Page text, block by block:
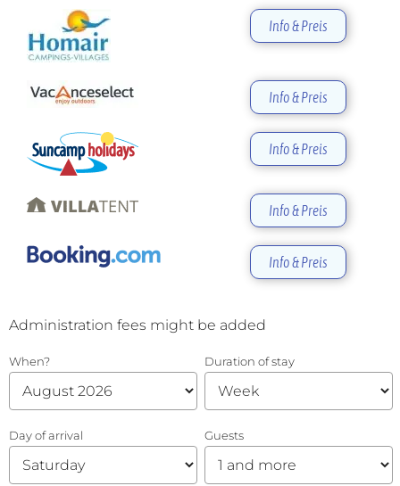
Info & Preis
Info & Preis
Info & Preis
Info & Preis
Info & Preis